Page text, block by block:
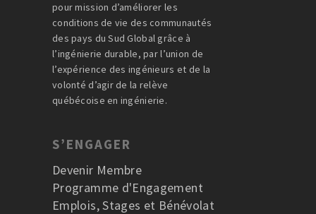
pour mission d’améliorer les
conditions de vie des communautés
des pays du Sud Global grâce à
l’ingénierie durable, par l’union de
l’expérience des ingénieurs et de la
volonté d’agir de la relève
québécoise en ingénierie.
S’ENGAGER
Devenir Membre
Programme d'Engagement
Emplois, Stages et Bénévolat